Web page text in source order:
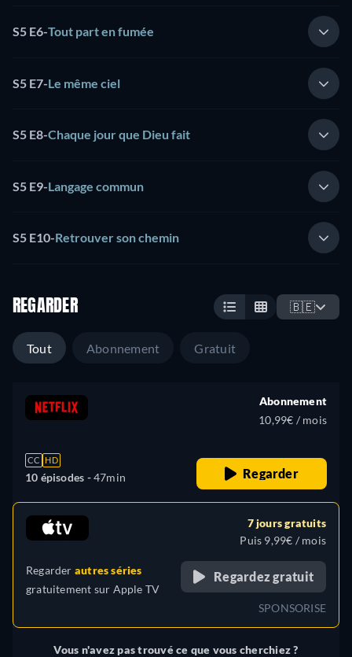
S5 E6-Tout part en fumée
S5 E7-Le même ciel
S5 E8-Chaque jour que Dieu fait
S5 E9-Langage commun
S5 E10-Retrouver son chemin
REGARDER 🇧🇪
Tout Abonnement Gratuit
CC HD
10 épisodes -47min
Abonnement
10,99€ / mois
Regarder
Regarder autres séries
gratuitement sur Apple TV
7 jours gratuits
Puis 9,99€ / mois
Regardez gratuit
SPONSORISE
Vous n'avez pas trouvé ce que vous cherchiez ?